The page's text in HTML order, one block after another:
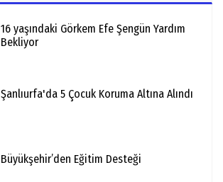
16 yaşındaki Görkem Efe Şengün Yardım
Bekliyor
Şanlıurfa'da 5 Çocuk Koruma Altına Alındı
Büyükşehir’den Eğitim Desteği